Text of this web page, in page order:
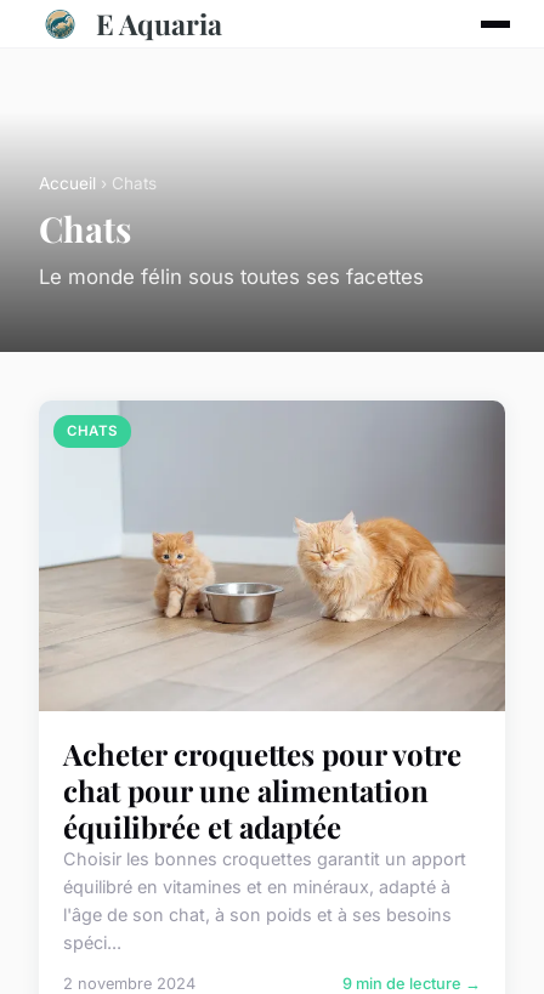
E Aquaria
Accueil › Chats
Chats
Le monde félin sous toutes ses facettes
CHATS
Acheter croquettes pour votre
chat pour une alimentation
équilibrée et adaptée
Choisir les bonnes croquettes garantit un apport
équilibré en vitamines et en minéraux, adapté à
l'âge de son chat, à son poids et à ses besoins
spéci...
2 novembre 2024 9 min de lecture →